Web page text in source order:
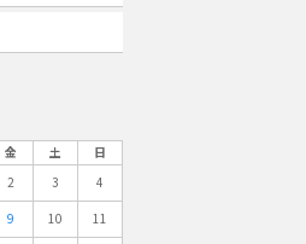
金 土
日
2 3
4
9 10
11